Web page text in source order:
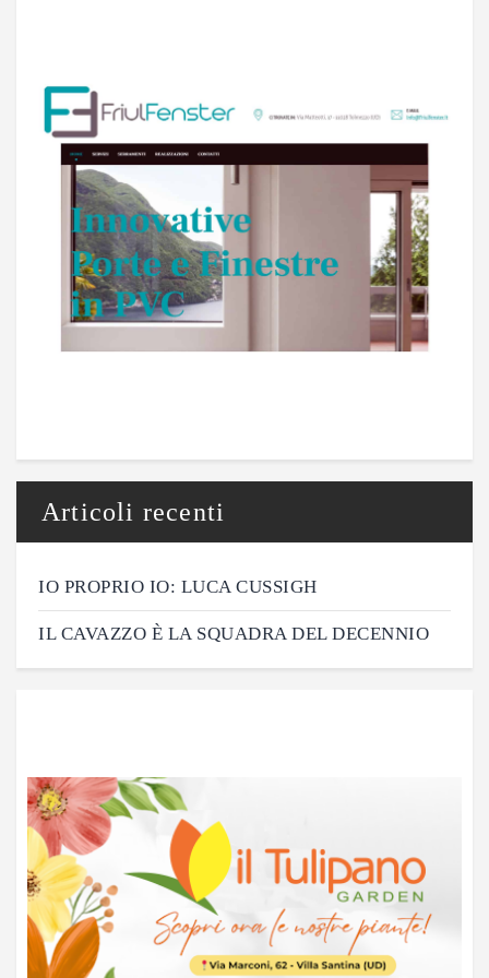
Articoli recenti
IO PROPRIO IO: LUCA CUSSIGH
IL CAVAZZO È LA SQUADRA DEL DECENNIO